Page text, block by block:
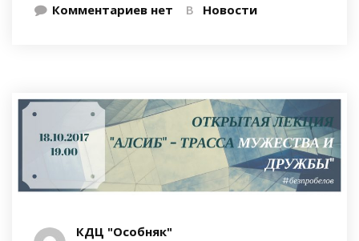
Комментариев нет В Новости
КДЦ "Особняк"